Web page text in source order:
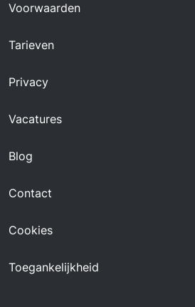
Voorwaarden
Tarieven
Privacy
Vacatures
Blog
Contact
Cookies
Toegankelijkheid